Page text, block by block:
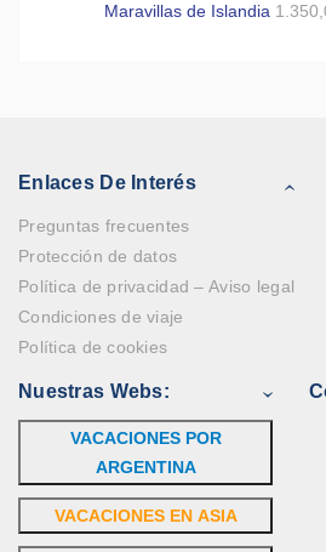
Maravillas de Islandia
Enlaces De Interés
Preguntas frecuentes
Protección de datos
Política de privacidad – Aviso legal
Condiciones de viaje
Política de cookies
Nuestras Webs:
VACACIONES POR
ARGENTINA
VACACIONES EN ASIA